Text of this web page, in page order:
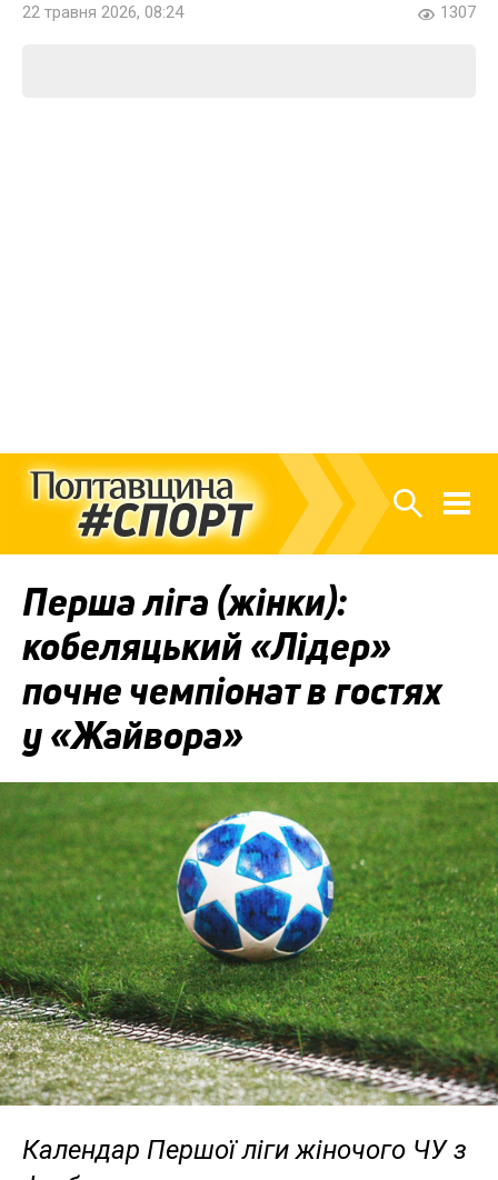
22 травня 2026, 08:24 1307
Перша ліга (жінки):
кобеляцький «Лідер»
почне чемпіонат в гостях
у «Жайвора»
Календар Першої ліги жіночого ЧУ з